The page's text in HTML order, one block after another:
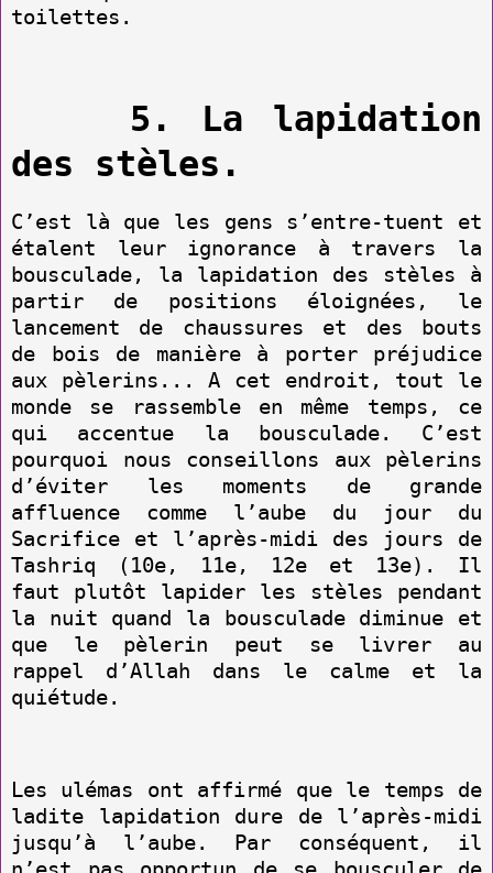
toilettes.
5. La lapidation
des stèles.
C’est là que les gens s’entre-tuent et
étalent leur ignorance à travers la
bousculade, la lapidation des stèles à
partir de positions éloignées, le
lancement de chaussures et des bouts
de bois de manière à porter préjudice
aux pèlerins... A cet endroit, tout le
monde se rassemble en même temps, ce
qui accentue la bousculade. C’est
pourquoi nous conseillons aux pèlerins
d’éviter les moments de grande
affluence comme l’aube du jour du
Sacrifice et l’après-midi des jours de
Tashriq (10e, 11e, 12e et 13e). Il
faut plutôt lapider les stèles pendant
la nuit quand la bousculade diminue et
que le pèlerin peut se livrer au
rappel d’Allah dans le calme et la
quiétude.
Les ulémas ont affirmé que le temps de
ladite lapidation dure de l’après-midi
jusqu’à l’aube. Par conséquent, il